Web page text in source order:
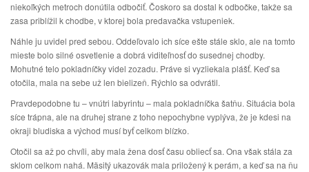
niekoľkých metroch donútila odbočiť. Čoskoro sa dostal k odbočke, takže sa
zasa priblížil k chodbe, v ktorej bola predavačka vstupeniek.
Náhle ju uvidel pred sebou. Oddeľovalo ich síce ešte stále sklo, ale na tomto
mieste bolo silné osvetlenie a dobrá viditeľnosť do susednej chodby.
Mohutné telo pokladníčky videl zozadu. Práve si vyzliekala plášť. Keď sa
otočila, mala na sebe už len bielizeň. Rýchlo sa odvrátil.
Pravdepodobne tu – vnútri labyrintu – mala pokladníčka šatňu. Situácia bola
síce trápna, ale na druhej strane z toho nepochybne vyplýva, že je kdesi na
okraji bludiska a východ musí byť celkom blízko.
Otočil sa až po chvíli, aby mala žena dosť času obliecť sa. Ona však stála za
sklom celkom nahá. Mäsitý ukazovák mala priložený k perám, a keď sa na ňu